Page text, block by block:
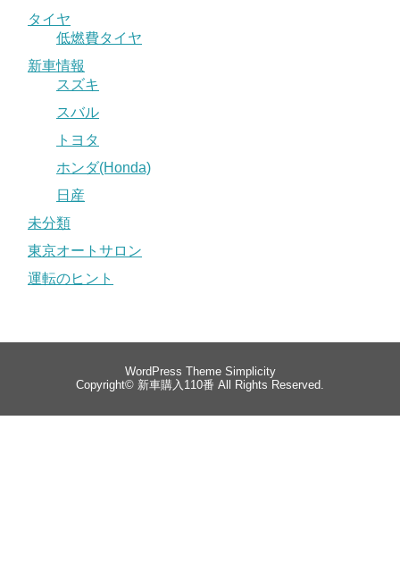
タイヤ
低燃費タイヤ
新車情報
スズキ
スバル
トヨタ
ホンダ(Honda)
日産
未分類
東京オートサロン
運転のヒント
WordPress Theme Simplicity
Copyright© 新車購入110番 All Rights Reserved.